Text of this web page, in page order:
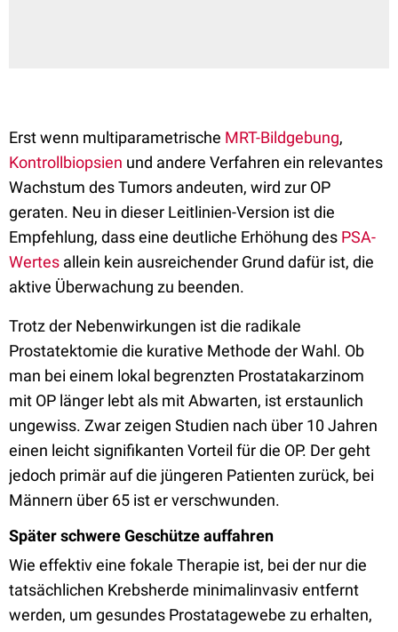
Erst wenn multiparametrische MRT-Bildgebung,
Kontrollbiopsien und andere Verfahren ein relevantes
Wachstum des Tumors andeuten, wird zur OP
geraten. Neu in dieser Leitlinien-Version ist die
Empfehlung, dass eine deutliche Erhöhung des PSA-
Wertes allein kein ausreichender Grund dafür ist, die
aktive Überwachung zu beenden.
Trotz der Nebenwirkungen ist die radikale
Prostatektomie die kurative Methode der Wahl. Ob
man bei einem lokal begrenzten Prostatakarzinom
mit OP länger lebt als mit Abwarten, ist erstaunlich
ungewiss. Zwar zeigen Studien nach über 10 Jahren
einen leicht signifikanten Vorteil für die OP. Der geht
jedoch primär auf die jüngeren Patienten zurück, bei
Männern über 65 ist er verschwunden.
Später schwere Geschütze auffahren
Wie effektiv eine fokale Therapie ist, bei der nur die
tatsächlichen Krebsherde minimalinvasiv entfernt
werden, um gesundes Prostatagewebe zu erhalten,